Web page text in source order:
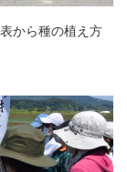
から種の植え方